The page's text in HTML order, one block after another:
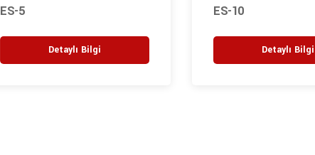
ES-5
Detaylı Bilgi
ES-10
Detaylı Bilgi